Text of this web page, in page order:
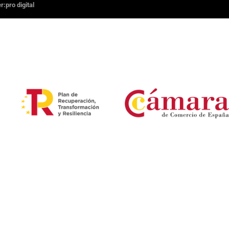
digital